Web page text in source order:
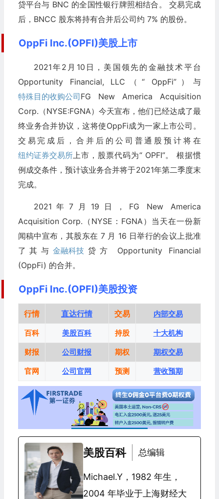
贷平台与 BNC 的全国性银行牌照相结合。 交易完成
后，BNCC 股东将持有合并后公司约 7% 的股份。
OppFi Inc.(OPFI)美股上市
2021年2月10日，美国领先的金融技术平台
Opportunity Financial, LLC（“ OppFi”）与
特殊目的收购公司FG New America Acquisition
Corp.（NYSE:FGNA）今天宣布，他们已经达成了最
终业务合并协议，这将使OppFi成为一家上市公司。
交易完成后，合并后的公司普通股预计将在
纽约证券交易所上市，股票代码为“ OPFI”。 根据惯
例成交条件，预计该业务合并将于2021年第二季度末
完成。
2021年7月19日，FG New America
Acquisition Corp.（NYSE：FGNA）当天在一份新
闻稿中宣布，其股东在 7 月 16 日举行的会议上批准
了其与 金融科技贷方 Opportunity Financial
(OppFi) 的合并。
OppFi Inc.(OPFI)美股投资
行情 直达行情 交易 内部交易
百科 美股百科 持股 十大机构
财报 公司财报 期权 期权交易
官网 公司官网 预测 营收预期
美股百科 总编辑
Michael.Y，1982 年生，
2004 年毕业于上海财经大